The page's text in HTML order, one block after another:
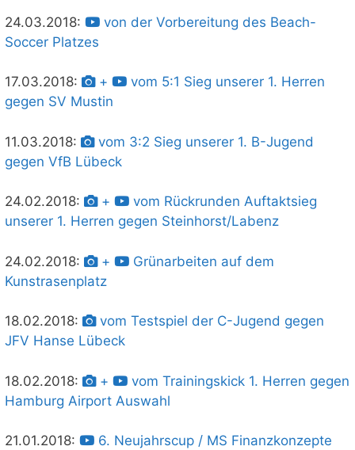
24.03.2018:
von der Vorbereitung des Beach-
Soccer Platzes
17.03.2018: +
vom 5:1 Sieg unserer 1. Herren
gegen SV Mustin
11.03.2018:
vom 3:2 Sieg unserer 1. B-Jugend
gegen VfB Lübeck
24.02.2018: +
vom Rückrunden Auftaktsieg
unserer 1. Herren gegen Steinhorst/Labenz
24.02.2018: +
Grünarbeiten auf dem
Kunstrasenplatz
18.02.2018:
vom Testspiel der C-Jugend gegen
JFV Hanse Lübeck
18.02.2018: +
vom Trainingskick 1. Herren gegen
Hamburg Airport Auswahl
21.01.2018:
6. Neujahrscup / MS Finanzkonzepte